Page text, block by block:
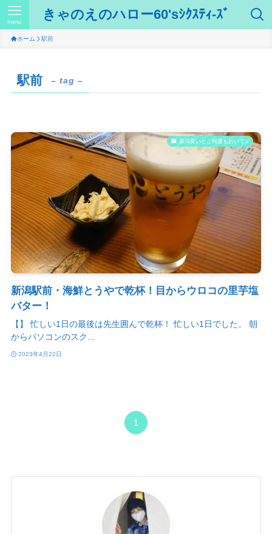
きゃのえのハロー60'sｼｸｽﾃｨ-ｽﾞ
menu
ホーム 駅前
駅前 – tag –
新潟良いとこ何度もおいで♫
新潟駅前・海鮮とうやで乾杯！目からウロコの里芋塩
バター！
【】 忙しい1日の最後は先生囲んで乾杯！ 忙しい1日でした。 朝
からパソコンのスク...
2023年4月22日
1